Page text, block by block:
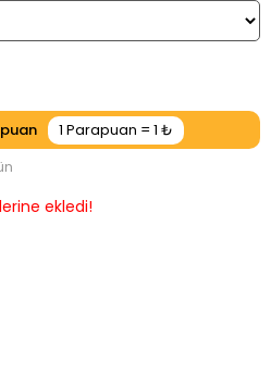
ekledi!